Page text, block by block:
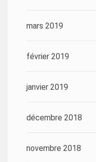
mars 2019
février 2019
janvier 2019
décembre 2018
novembre 2018